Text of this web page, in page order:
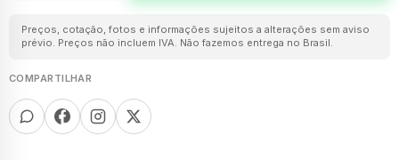
Preços, cotação, fotos e informações sujeitos a alterações sem aviso
prévio. Preços não incluem IVA. Não fazemos entrega no Brasil.
COMPARTILHAR